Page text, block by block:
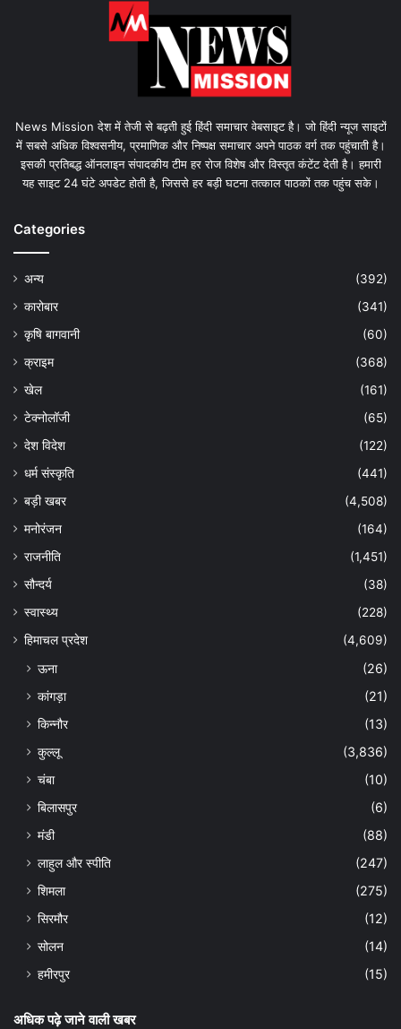
News Mission देश में तेजी से बढ़ती हुई हिंदी समाचार वेबसाइट है। जो हिंदी न्यूज साइटों
में सबसे अधिक विश्वसनीय, प्रमाणिक और निष्पक्ष समाचार अपने पाठक वर्ग तक पहुंचाती है।
इसकी प्रतिबद्ध ऑनलाइन संपादकीय टीम हर रोज विशेष और विस्तृत कंटेंट देती है। हमारी
यह साइट 24 घंटे अपडेट होती है, जिससे हर बड़ी घटना तत्काल पाठकों तक पहुंच सके।
Categories
अन्य
(392)
कारोबार
(341)
कृषि बागवानी
(60)
क्राइम
(368)
खेल
(161)
टेक्नोलॉजी
(65)
देश विदेश
(122)
धर्म संस्कृति
(441)
बड़ी खबर
(4,508)
मनोरंजन
(164)
राजनीति
(1,451)
सौन्दर्य
(38)
स्वास्थ्य
(228)
हिमाचल प्रदेश
(4,609)
ऊना
(26)
कांगड़ा
(21)
किन्नौर
(13)
कुल्लू
(3,836)
चंबा
(10)
बिलासपुर
(6)
मंडी
(88)
लाहुल और स्पीति
(247)
शिमला
(275)
सिरमौर
(12)
सोलन
(14)
हमीरपुर
(15)
अधिक पढ़े जाने वाली खबर